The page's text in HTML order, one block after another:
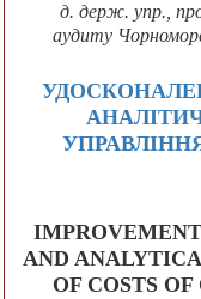
д. держ. упр.,
аудиту
AND
OF COSTS